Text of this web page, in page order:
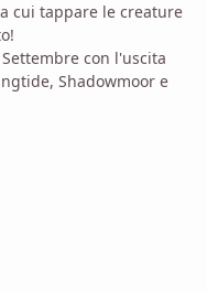
cui tappare le creature
con l'uscita
Shadowmoor e